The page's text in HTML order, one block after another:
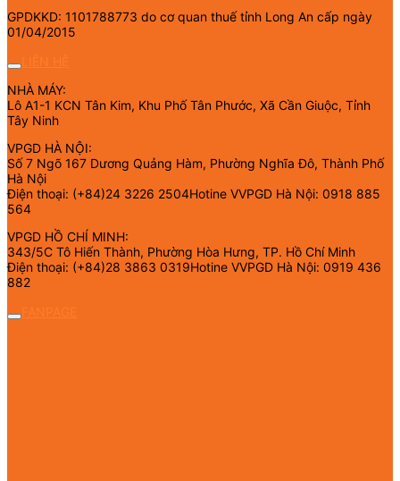
GPDKKD: 1101788773 do cơ quan thuế tỉnh Long An cấp ngày
01/04/2015
NHÀ MÁY:
Lô A1-1 KCN Tân Kim, Khu Phố Tân Phước, Xã Cần Giuộc, Tỉnh
Tây Ninh
VPGD HÀ NỘI:
Số 7 Ngõ 167 Dương Quảng Hàm, Phường Nghĩa Đô, Thành Phố
Hà Nội
Điện thoại: (+84)24 3226 2504Hotine VVPGD Hà Nội: 0918 885
564
VPGD HỒ CHÍ MINH:
343/5C Tô Hiến Thành, Phường Hòa Hưng, TP. Hồ Chí Minh
Điện thoại: (+84)28 3863 0319Hotine VVPGD Hà Nội: 0919 436
882